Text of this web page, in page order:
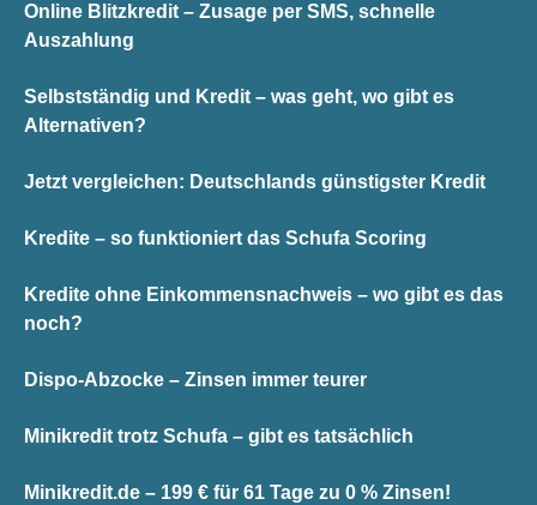
Online Blitzkredit – Zusage per SMS, schnelle
Auszahlung
Selbstständig und Kredit – was geht, wo gibt es
Alternativen?
Jetzt vergleichen: Deutschlands günstigster Kredit
Kredite – so funktioniert das Schufa Scoring
Kredite ohne Einkommensnachweis – wo gibt es das
noch?
Dispo-Abzocke – Zinsen immer teurer
Minikredit trotz Schufa – gibt es tatsächlich
Minikredit.de – 199 € für 61 Tage zu 0 % Zinsen!